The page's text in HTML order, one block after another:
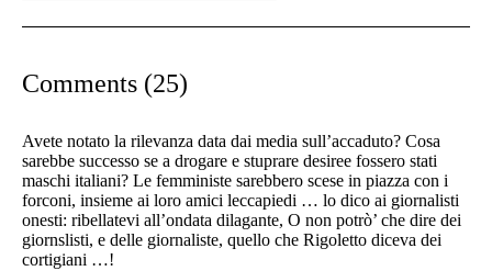
Comments (25)
Avete notato la rilevanza data dai media sull’accaduto? Cosa
sarebbe successo se a drogare e stuprare desiree fossero stati
maschi italiani? Le femministe sarebbero scese in piazza con i
forconi, insieme ai loro amici leccapiedi … lo dico ai giornalisti
onesti: ribellatevi all’ondata dilagante, O non potrò’ che dire dei
giornslisti, e delle giornaliste, quello che Rigoletto diceva dei
cortigiani …!